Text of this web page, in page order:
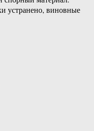
устранено, виновные